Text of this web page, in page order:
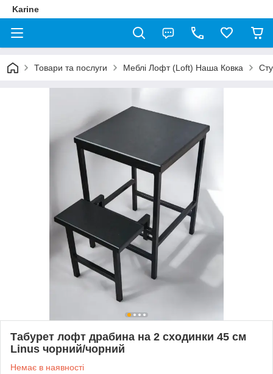
Karine
Товари та послуги Меблі Лофт (Loft) Наша Ковка
Табурет лофт драбина на 2 сходинки 45 см
Linus чорний/чорний
Немає в наявності